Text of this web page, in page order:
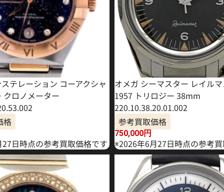
テレーション コーアクシャ
クロノメーター
格
日時点の参考買取価格です
オメガ シーマスター レイル
1957 トリロジー 38mm
220.10.38.20.01.002
参考買取価格
750,000円
※2026年6月27日時点の参考